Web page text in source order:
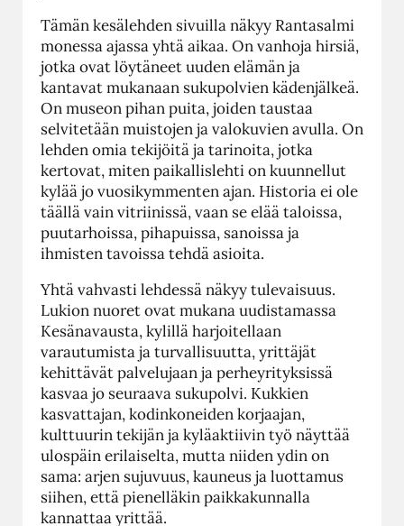
Tämän kesälehden sivuilla näkyy Rantasalmi
monessa ajassa yhtä aikaa. On vanhoja hirsiä,
jotka ovat löytäneet uuden elämän ja
kantavat mukanaan sukupolvien kädenjälkeä.
On museon pihan puita, joiden taustaa
selvitetään muistojen ja valokuvien avulla. On
lehden omia tekijöitä ja tarinoita, jotka
kertovat, miten paikallislehti on kuunnellut
kylää jo vuosikymmenten ajan. Historia ei ole
täällä vain vitriinissä, vaan se elää taloissa,
puutarhoissa, pihapuissa, sanoissa ja
ihmisten tavoissa tehdä asioita.
Yhtä vahvasti lehdessä näkyy tulevaisuus.
Lukion nuoret ovat mukana uudistamassa
Kesänavausta, kylillä harjoitellaan
varautumista ja turvallisuutta, yrittäjät
kehittävät palvelujaan ja perheyrityksissä
kasvaa jo seuraava sukupolvi. Kukkien
kasvattajan, kodinkoneiden korjaajan,
kulttuurin tekijän ja kyläaktiivin työ näyttää
ulospäin erilaiselta, mutta niiden ydin on
sama: arjen sujuvuus, kauneus ja luottamus
siihen, että pienelläkin paikkakunnalla
kannattaa yrittää.